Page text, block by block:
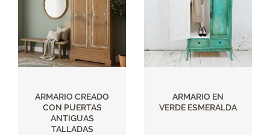
ARMARIO CREADO
CON PUERTAS
ANTIGUAS
TALLADAS
ARMARIO EN
VERDE ESMERALDA